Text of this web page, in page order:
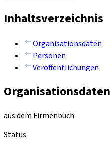
Inhaltsverzeichnis
Organisationsdaten
Personen
Veröffentlichungen
Organisationsdaten
aus dem Firmenbuch
Status